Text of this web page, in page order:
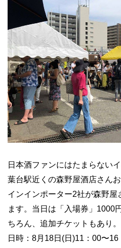
日本酒ファンにはたまらない
葉台駅近くの森野屋酒店さん
インインポーター2社が森野屋
ます。当日は「入場券」1000
ちろん、追加チケットもあり。
日時：8月18日(日)11：00〜16